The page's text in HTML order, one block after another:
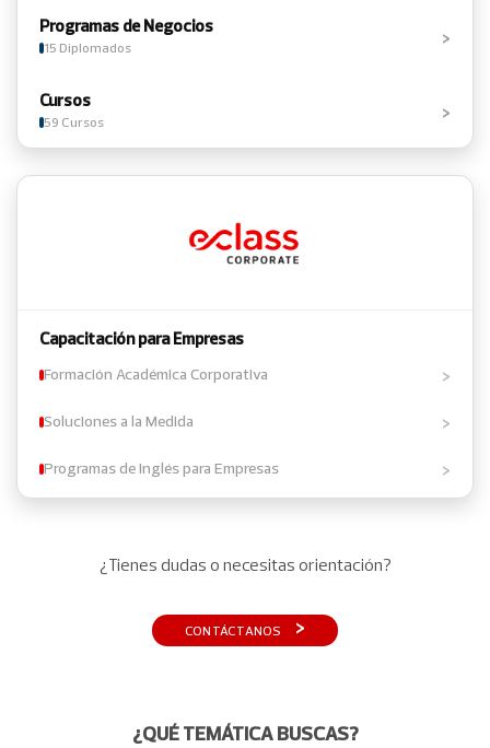
Programas de Negocios
15 Diplomados ›
Cursos
59 Cursos ›
Capacitación para Empresas
Formación Académica Corporativa ›
Soluciones a la Medida ›
Programas de Inglés para Empresas ›
¿Tienes dudas o necesitas orientación?
CONTÁCTANOS ›
¿QUÉ TEMÁTICA BUSCAS?